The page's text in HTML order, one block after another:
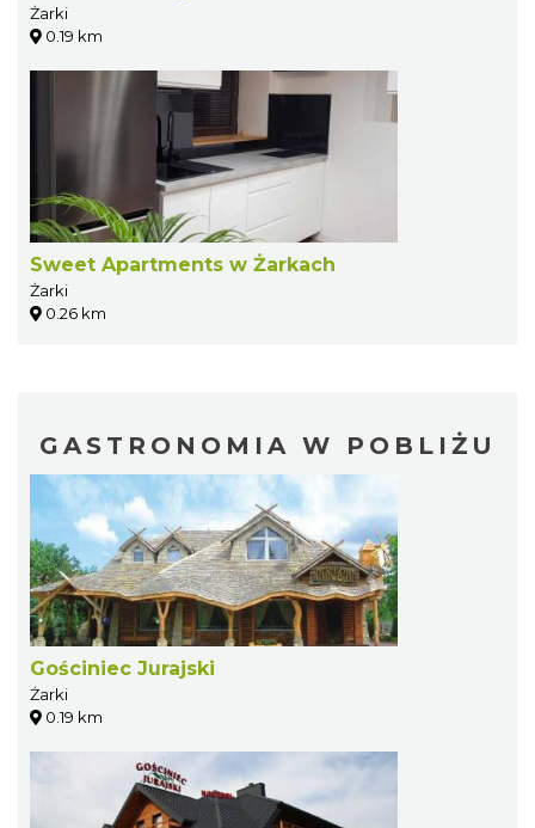
Żarki
0.19 km
Sweet Apartments w Żarkach
Żarki
0.26 km
GASTRONOMIA W POBLIŻU
Gościniec Jurajski
Żarki
0.19 km